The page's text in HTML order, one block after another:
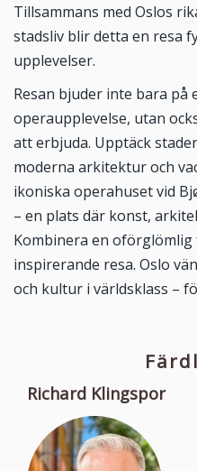
Tillsammans med Oslos
stadsliv blir detta en resa
upplevelser.
Resan bjuder inte bara på
operaupplevelse, utan
att erbjuda. Upptäck
moderna arkitektur och
ikoniska operahuset vid
– en plats där konst,
Kombinera en
inspirerande resa. Oslo
och kultur i världsklass –
Richard Klingspor